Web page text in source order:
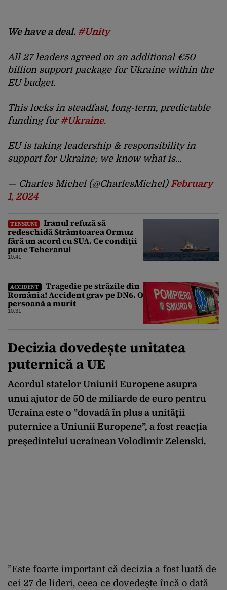
We have a deal. #Unity
All 27 leaders agreed on an additional €50
billion support package for Ukraine within the
EU budget.
This locks in steadfast, long-term, predictable
funding for #Ukraine.
EU is taking leadership & responsibility in
support for Ukraine; we know what is…
— Charles Michel (@CharlesMichel) February
1, 2024
TENSIUNI
Iranul refuză să
redeschidă Strâmtoarea Ormuz
fără un acord cu SUA. Ce condiții
pune Teheranul
10:41
ACCIDENT
Tragedie pe străzile din
România! Accident grav pe DN6. O
persoană a murit
10:31
Decizia dovedește unitatea
puternică a UE
Acordul statelor Uniunii Europene asupra
unui ajutor de 50 de miliarde de euro pentru
Ucraina este o ”dovadă în plus a unităţii
puternice a Uniunii Europene”, a fost reacția
preşedintelui ucrainean Volodimir Zelenski.
”Este foarte important că decizia a fost luată de
cei 27 de lideri, ceea ce dovedeşte încă o dată